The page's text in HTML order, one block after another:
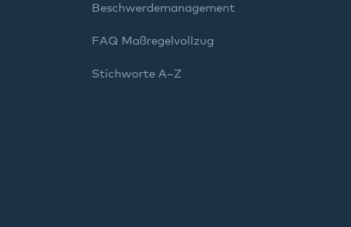
Beschwerdemanagement
FAQ Maßregelvollzug
Stichworte A–Z